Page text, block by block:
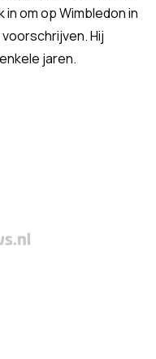
om op Wimbledon in
Hij
jaren.